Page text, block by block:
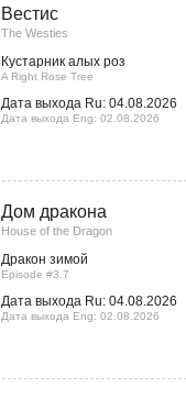
Вестис
The Westies
Кустарник алых роз
A Right Rose Tree
Дата выхода Ru: 04.08.2026
Дата выхода Eng: 02.08.2026
Дом дракона
House of the Dragon
Дракон зимой
Episode #3.7
Дата выхода Ru: 04.08.2026
Дата выхода Eng: 02.08.2026